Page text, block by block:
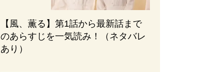
【風、薫る】第1話から最新話まで
のあらすじを一気読み！（ネタバレ
あり）